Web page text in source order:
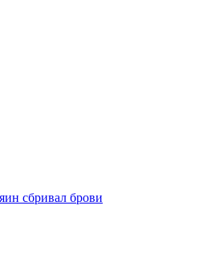
сбривал брови